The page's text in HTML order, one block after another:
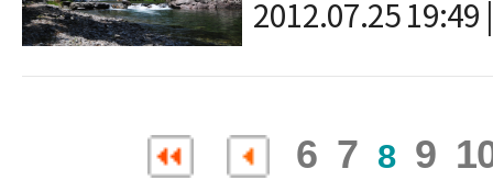
2012.07.25 19:49
6 7 8 9